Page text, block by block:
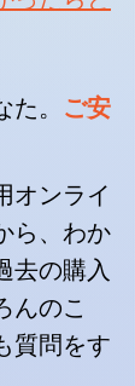
。 ご安
オンライ
ら、わか
去の購入
んのこ
質問をす